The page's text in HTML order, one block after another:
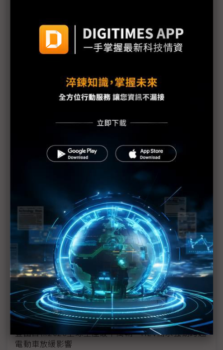
NASA新署長Isaacman揭重返月球藍圖 拚川普任內
啟動「軌道經濟」
黃仁勳誠聘Groq 員工股權「折現」約9成隨CEO加
魏哲家自嘲含淚打造台積美廠 NYT剖析1.8萬條法規
從DeepSeek到H200鬆綁 盤點NVIDIA 2025年十大
關鍵時刻
新的逆襲之路？ 業者估未來5~10年中國將竄出多家
未蒙其利先受其害 美國製造業景氣連9個月衰退
H200效能翻6倍、價格增3成 NVIDIA「清庫存」仍
讓中國動心
豐田目標2026全球生產破千萬輛 HEV需求強勁跨越
電動車放緩影響